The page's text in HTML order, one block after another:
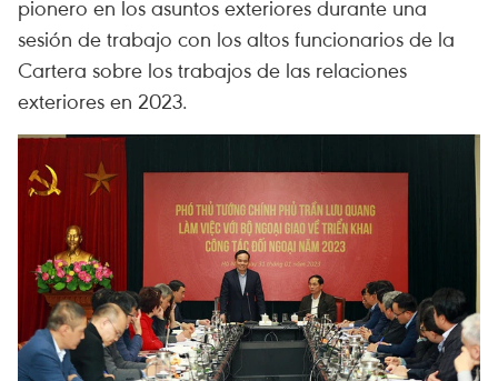
pionero en los asuntos exteriores durante una
sesión de trabajo con los altos funcionarios de la
Cartera sobre los trabajos de las relaciones
exteriores en 2023.